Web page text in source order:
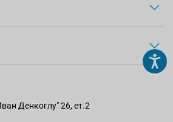
Денкоглу" 26, ет.2